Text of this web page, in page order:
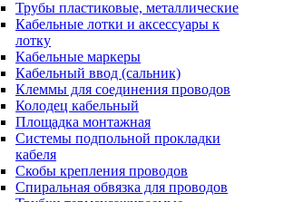
Трубы пластиковые, металлические
Кабельные лотки и аксессуары к
лотку
Кабельные маркеры
Кабельный ввод (сальник)
Клеммы для соединения проводов
Колодец кабельный
Площадка монтажная
Системы подпольной прокладки
кабеля
Скобы крепления проводов
Спиральная обвязка для проводов